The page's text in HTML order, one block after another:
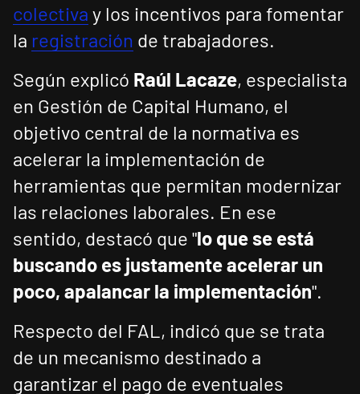
colectiva y los incentivos para fomentar
la registración de trabajadores.
Según explicó Raúl Lacaze, especialista
en Gestión de Capital Humano, el
objetivo central de la normativa es
acelerar la implementación de
herramientas que permitan modernizar
las relaciones laborales. En ese
sentido, destacó que "lo que se está
buscando es justamente acelerar un
poco, apalancar la implementación".
Respecto del FAL, indicó que se trata
de un mecanismo destinado a
garantizar el pago de eventuales